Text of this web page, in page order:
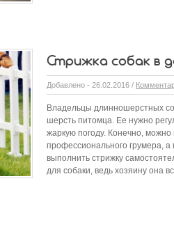
Стрижка собак в
Добавлено - 26.02.2016 /
Владельцы длинношерстных
шерсть питомца. Ее нужно
жаркую погоду. Конечно, можно
профессионального грумера, а
выполнить стрижку
для собаки, ведь хозяину она